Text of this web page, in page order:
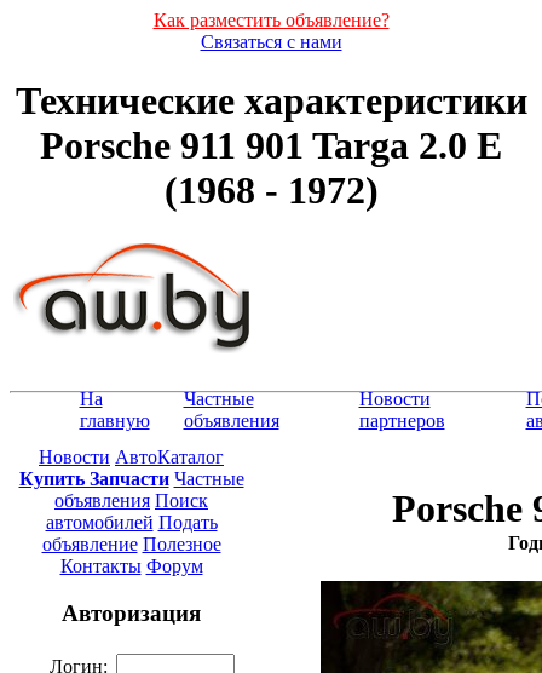
Как разместить объявление?
Связаться с нами
Технические характеристики
Porsche 911 901 Targa 2.0 E
(1968 - 1972)
На
главную
Частные
объявления
Новости
партнеров
Новости АвтоКаталог
Купить Запчасти Частные
объявления Поиск
автомобилей Подать
объявление Полезное
Контакты Форум
Авторизация
Логин:
Porsche